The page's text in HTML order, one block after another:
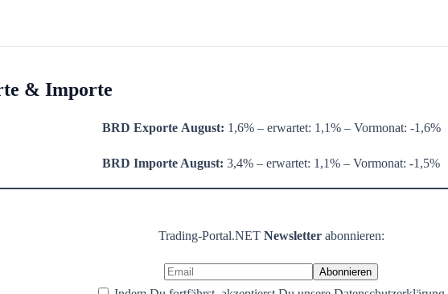
& Importe
BRD Exporte August: 1,6% – erwartet: 1,1% – Vormonat: -1,6%
BRD Importe August: 3,4% – erwartet: 1,1% – Vormonat: -1,5%
Trading-Portal.NET Newsletter abonnieren: